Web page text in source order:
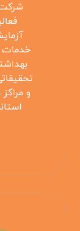
خدمات
و